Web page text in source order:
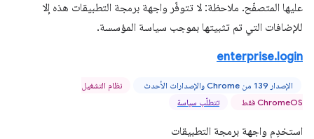
عليها المتصفّح. ملاحظة: لا تتوفّر واجهة برمجة التطبيقات هذه إلا
للإضافات التي تم تثبيتها بموجب سياسة المؤسسة.
enterprise.login
الإصدار 139 من Chrome والإصدارات الأحدث
نظام التشغيل
ChromeOS فقط
تتطلّب سياسة
استخدِم واجهة برمجة التطبيقات